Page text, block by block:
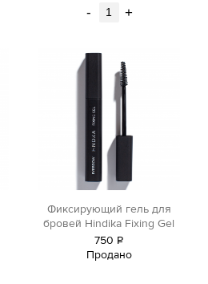
- +
Фиксирующий гель для
бровей Hindika Fixing Gel
750 Р
уб.
Продано